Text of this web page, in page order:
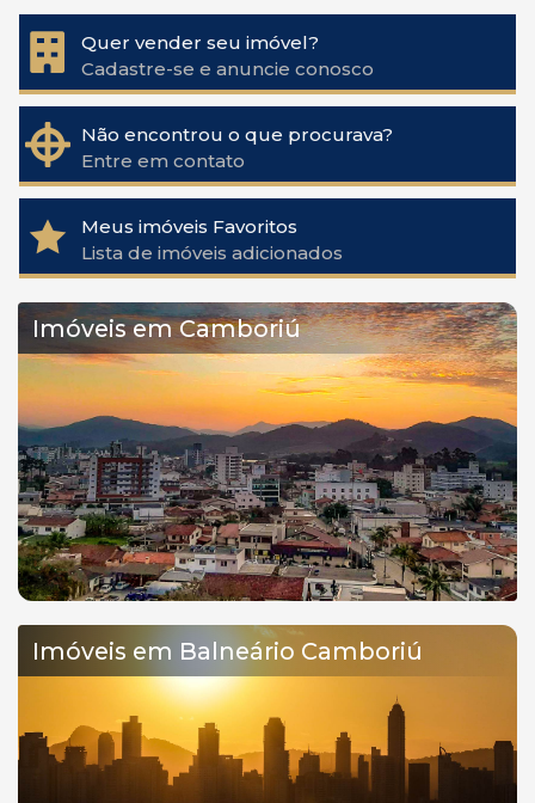
Quer vender seu imóvel?
Cadastre-se e anuncie conosco
Não encontrou o que procurava?
Entre em contato
Meus imóveis Favoritos
Lista de imóveis adicionados
Imóveis em Camboriú
Imóveis em Balneário Camboriú